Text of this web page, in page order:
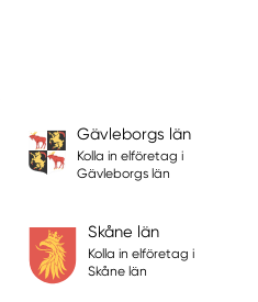
Gävleborgs län
Kolla in elföretag i
Gävleborgs län
Skåne län
Kolla in elföretag i
Skåne län